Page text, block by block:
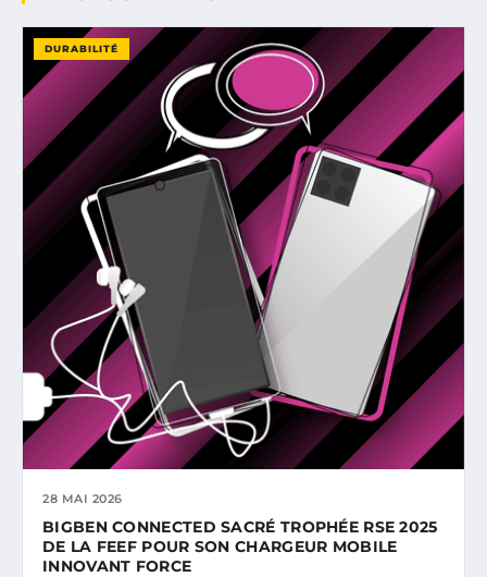
DURABILITÉ
28 MAI 2026
BIGBEN CONNECTED SACRÉ TROPHÉE RSE 2025
DE LA FEEF POUR SON CHARGEUR MOBILE
INNOVANT FORCE